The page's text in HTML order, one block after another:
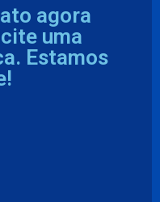
agora
uma
Estamos